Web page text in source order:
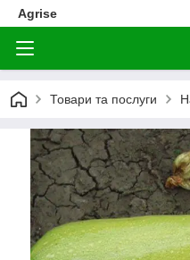
Agrise
Товари та послуги